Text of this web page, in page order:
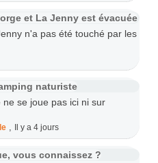
et La Jenny est évacuée
n'a pas été touché par les
naturiste
ne se joue pas ici ni sur
, Il y a 4 jours
vous connaissez ?